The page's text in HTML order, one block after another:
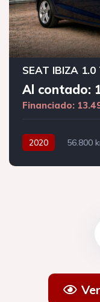
SEAT IBIZA 1.0
Al contado:
Financiado:
2020 56.800